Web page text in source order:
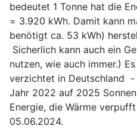
bedeutet 1 Tonne hat die
= 3.920 kWh. Damit kann
benötigt ca. 53 kWh)
Sicherlich kann auch ein
nutzen, wie auch immer.)
verzichtet in Deutschland -
Jahr 2022 auf 2025
Energie, die Wärme
05.06.2024.